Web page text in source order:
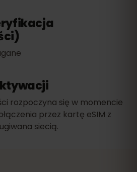
rozpoczyna się w momencie
przez kartę eSIM z
siecią.